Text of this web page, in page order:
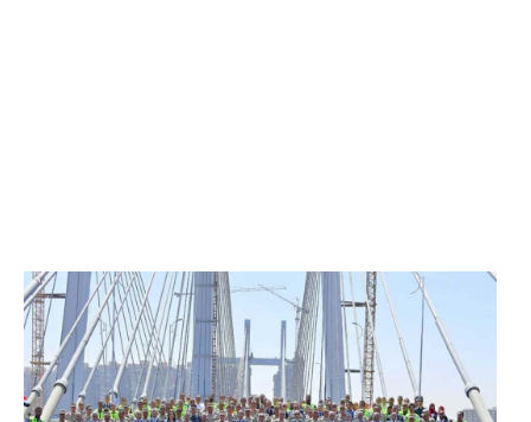
الرئيس عبد الفتاح السيسي يفتتح محور روض الفرج
وكوبري تحيا مصر